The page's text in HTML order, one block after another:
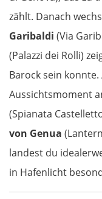
zählt. Danach
Garibaldi (Via
(Palazzi dei Rolli)
Barock sein
Aussichtsmoment
(Spianata
von Genua
landest du
in Hafenlicht